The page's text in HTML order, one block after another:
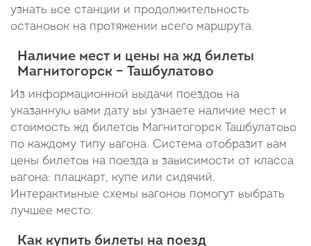
узнать все станции и продолжительность
остановок на протяжении всего маршрута.
Наличие мест и цены на жд билеты
Магнитогорск – Ташбулатово
Из информационной выдачи поездов на
указанную вами дату вы узнаете наличие мест и
стоимость жд билетов Магнитогорск Ташбулатово
по каждому типу вагона. Система отобразит вам
цены билетов на поезда в зависимости от класса
вагона: плацкарт, купе или сидячий.
Интерактивные схемы вагонов помогут выбрать
лучшее место.
Как купить билеты на поезд